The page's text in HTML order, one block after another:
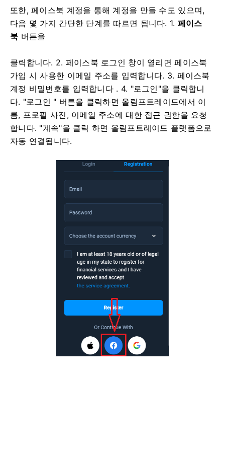
또한, 페이스북 계정을 통해 계정을 만들 수도 있으며,
다음 몇 가지 간단한 단계를 따르면 됩니다. 1. 페이스
북 버튼을
클릭합니다. 2. 페이스북 로그인 창이 열리면 페이스북
가입 시 사용한 이메일 주소를 입력합니다. 3. 페이스북
계정 비밀번호를 입력합니다 . 4. "로그인"을 클릭합니
다. "로그인 " 버튼을 클릭하면 올림프트레이드에서 이
름, 프로필 사진, 이메일 주소에 대한 접근 권한을 요청
합니다. "계속"을 클릭 하면 올림프트레이드 플랫폼으로
자동 연결됩니다.